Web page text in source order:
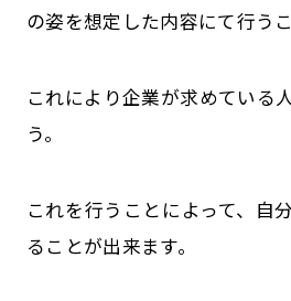
の姿を想定した内容にて行う
これにより企業が求めている
う。
これを行うことによって、自
ることが出来ます。